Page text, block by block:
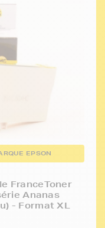
EPSON
FranceToner
Ananas
- Format XL